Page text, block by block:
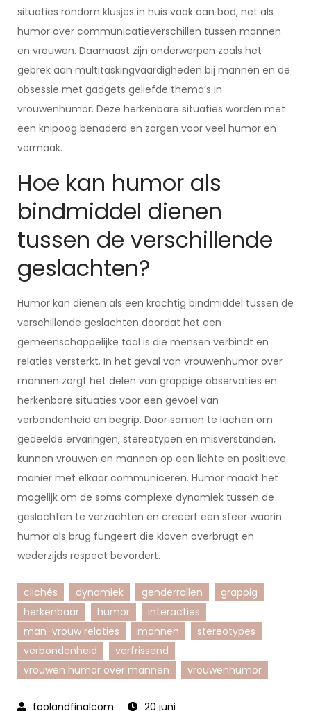
situaties rondom klusjes in huis vaak aan bod, net als
humor over communicatieverschillen tussen mannen
en vrouwen. Daarnaast zijn onderwerpen zoals het
gebrek aan multitaskingvaardigheden bij mannen en de
obsessie met gadgets geliefde thema’s in
vrouwenhumor. Deze herkenbare situaties worden met
een knipoog benaderd en zorgen voor veel humor en
vermaak.
Hoe kan humor als
bindmiddel dienen
tussen de verschillende
geslachten?
Humor kan dienen als een krachtig bindmiddel tussen de
verschillende geslachten doordat het een
gemeenschappelijke taal is die mensen verbindt en
relaties versterkt. In het geval van vrouwenhumor over
mannen zorgt het delen van grappige observaties en
herkenbare situaties voor een gevoel van
verbondenheid en begrip. Door samen te lachen om
gedeelde ervaringen, stereotypen en misverstanden,
kunnen vrouwen en mannen op een lichte en positieve
manier met elkaar communiceren. Humor maakt het
mogelijk om de soms complexe dynamiek tussen de
geslachten te verzachten en creëert een sfeer waarin
humor als brug fungeert die kloven overbrugt en
wederzijds respect bevordert.
clichés dynamiek genderrollen
grappig
herkenbaar
humor
interacties
man-vrouw relaties
mannen
stereotypes
verbondenheid
verfrissend
vrouwen humor over mannen
vrouwenhumor
20 juni